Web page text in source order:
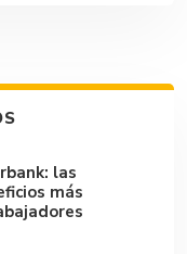
s n tir
las
más